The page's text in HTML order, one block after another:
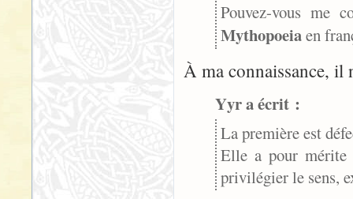
Pouvez-vous me
Mythopoeiaen
À ma connaissance, il
Yyr a écrit :
La première est
Elle a pour mérite
privilégier le sens,